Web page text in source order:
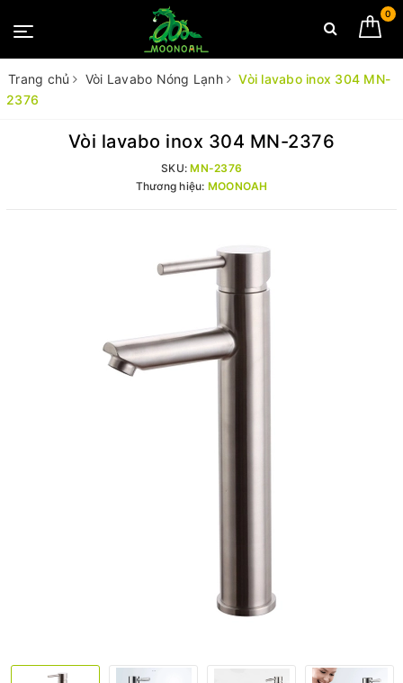
0
Trang chủ Vòi Lavabo Nóng Lạnh
Vòi lavabo inox 304 MN-
2376
Vòi lavabo inox 304 MN-2376
SKU:MN-2376
Thương hiệu: MOONOAH